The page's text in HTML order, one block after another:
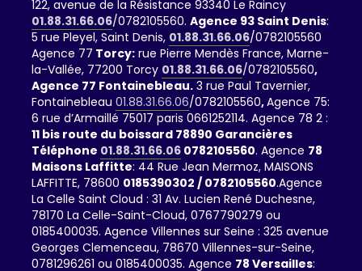
122, avenue de la Résistance 93340 Le Raincy
01.88.31.66.06/0782105560. Agence 93 Saint Denis:
5 rue Pleyel, Saint Denis, 01.88.31.66.06/0782105560
Agence 77 Torcy: rue Pierre Mendès France, Marne-
la-Vallée, 77200 Torcy 01.88.31.66.06/0782105560,
Agence 77 Fontainebleau. 3 rue Paul Tavernier,
Fontainebleau 01.88.31.66.06/0782105560,Agence 75:
6 rue d’Armaillé 75017 paris 0661252114. Agence 78 2 :
11 bis route du boissard 78890 Garancières
Téléphone 01.88.31.66.06 0782105560. Agence 78
Maisons Laffitte: 44 Rue Jean Mermoz, MAISONS
LAFFITTE, 78600 0185390302 / 0782105560.Agence
La Celle Saint Cloud : 31 Av. Lucien René Duchesne,
78170 La Celle-Saint-Cloud, 0767790279 ou
0185400035. Agence Villennes sur Seine : 325 avenue
Georges Clemenceau, 78670 Villennes-sur-Seine,
0781296261 ou 0185400035. Agence 78 Versailles: